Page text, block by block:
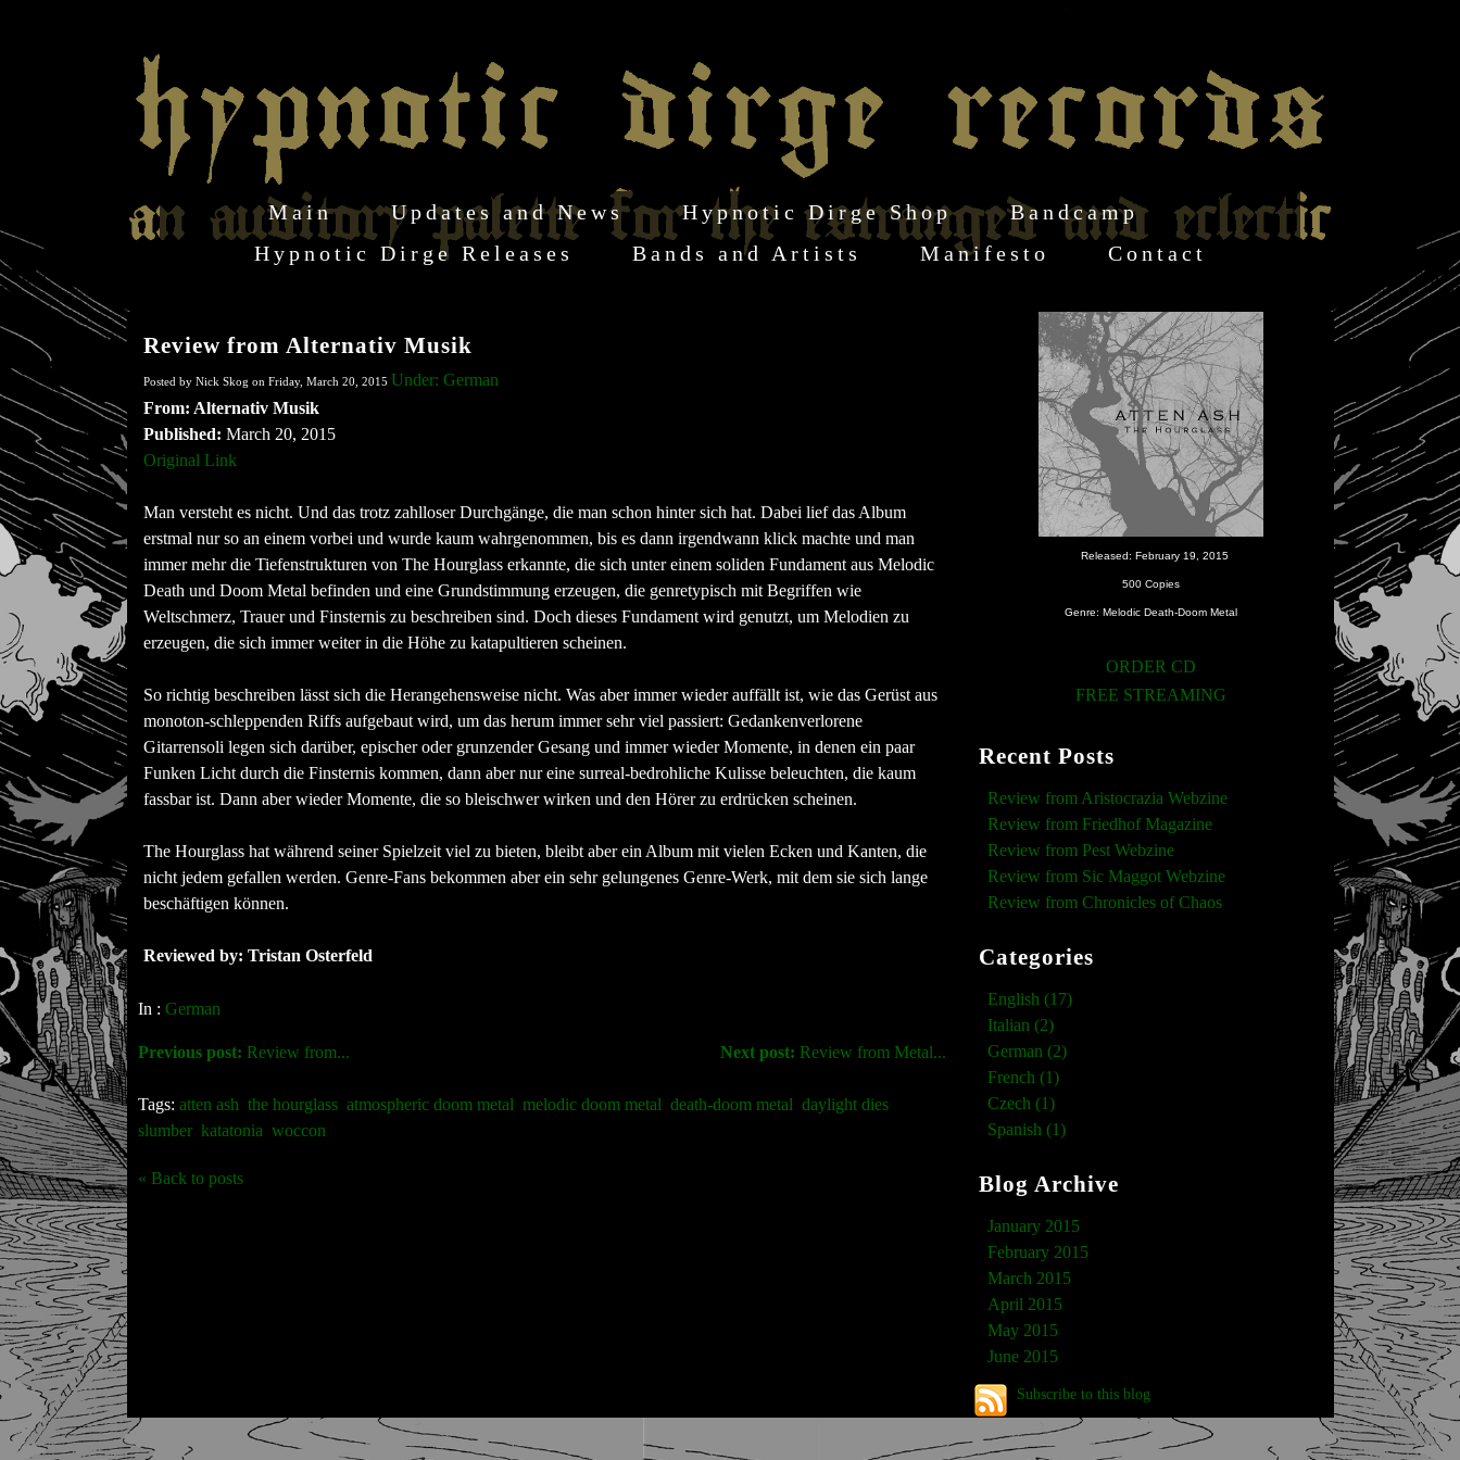
Main Updates and News Hypnotic Dirge Shop
Bandcamp
Hypnotic Dirge Releases
Bands and Artists Manifesto Contact
Review from Alternativ Musik
Posted by Nick Skog on Friday, March 20, 2015 Under: German
From: Alternativ Musik
Published: March 20, 2015
Original Link
Man versteht es nicht. Und das trotz zahlloser Durchgänge, die man schon hinter sich hat. Dabei lief das Album
erstmal nur so an einem vorbei und wurde kaum wahrgenommen, bis es dann irgendwann klick machte und man
immer mehr die Tiefenstrukturen von The Hourglass erkannte, die sich unter einem soliden Fundament aus Melodic
Death und Doom Metal befinden und eine Grundstimmung erzeugen, die genretypisch mit Begriffen wie
Weltschmerz, Trauer und Finsternis zu beschreiben sind. Doch dieses Fundament wird genutzt, um Melodien zu
erzeugen, die sich immer weiter in die Höhe zu katapultieren scheinen.
So richtig beschreiben lässt sich die Herangehensweise nicht. Was aber immer wieder auffällt ist, wie das Gerüst aus
monoton-schleppenden Riffs aufgebaut wird, um das herum immer sehr viel passiert: Gedankenverlorene
Gitarrensoli legen sich darüber, epischer oder grunzender Gesang und immer wieder Momente, in denen ein paar
Funken Licht durch die Finsternis kommen, dann aber nur eine surreal-bedrohliche Kulisse beleuchten, die kaum
fassbar ist. Dann aber wieder Momente, die so bleischwer wirken und den Hörer zu erdrücken scheinen.
The Hourglass hat während seiner Spielzeit viel zu bieten, bleibt aber ein Album mit vielen Ecken und Kanten, die
nicht jedem gefallen werden. Genre-Fans bekommen aber ein sehr gelungenes Genre-Werk, mit dem sie sich lange
beschäftigen können.
Reviewed by: Tristan Osterfeld
In : German
Next post: Review from Metal...
Previous post: Review from...
Tags: atten ash the hourglass atmospheric doom metal melodic doom metal death-doom metal daylight dies
slumber katatonia woccon
« Back to posts
Released: February 19, 2015
500 Copies
Genre: Melodic Death-Doom Metal
ORDER CD
FREE STREAMING
Recent Posts
Review from Aristocrazia Webzine
Review from Friedhof Magazine
Review from Pest Webzine
Review from Sic Maggot Webzine
Review from Chronicles of Chaos
Categories
English (17)
Italian (2)
German (2)
French (1)
Czech (1)
Spanish (1)
Blog Archive
January 2015
February 2015
March 2015
April 2015
May 2015
June 2015
Subscribe to this blog